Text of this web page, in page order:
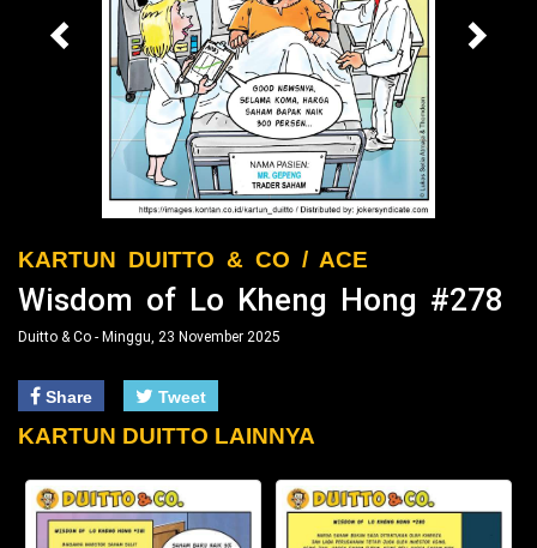
Previous
KARTUN DUITTO & CO / ACE
Wisdom of Lo Kheng Hong #278
Duitto & Co - Minggu, 23 November 2025
Share Tweet
KARTUN DUITTO LAINNYA